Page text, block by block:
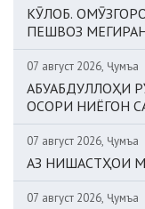
КӮЛОБ.
ПЕШВОЗ
07 август 2026, Ҷумъа
АБУАБДУЛЛОҲИ
ОСОРИ НИЁГОН
07 август 2026, Ҷумъа
АЗ НИШАСТҲОИ
07 август 2026, Ҷумъа